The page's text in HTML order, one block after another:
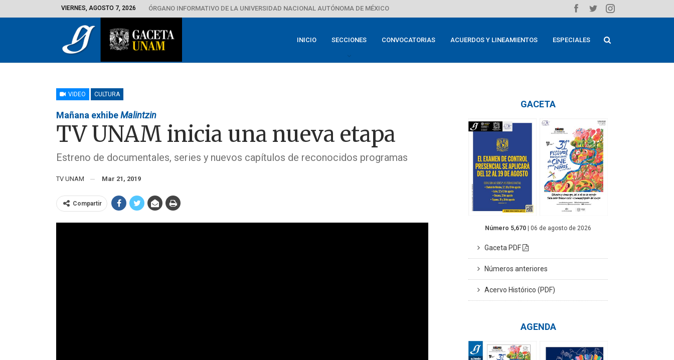
VIERNES, AGOSTO 7, 2026 ÓRGANO INFORMATIVO DE LA UNIVERSIDAD NACIONAL AUTÓNOMA DE MÉXICO
INICIO SECCIONES CONVOCATORIAS ACUERDOS Y LINEAMIENTOS ESPECIALES
VIDEO CULTURA
Mañana exhibeMalintzin
TV UNAM inicia una nueva etapa
Estreno de documentales, series y nuevos capítulos de reconocidos programas
TV UNAM Mar 21, 2019
Compartir
GACETA
Número 5,670 | 06 de agosto de 2026
Gaceta PDF
Números anteriores
Acervo Histórico (PDF)
AGENDA